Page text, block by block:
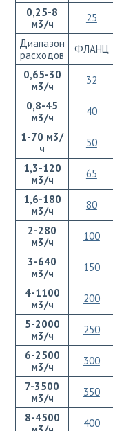
0,25-8
м3/ч
25
Диапазон
расходов
ФЛАНЦ
0,65-30
м3/ч
32
0,8-45
м3/ч
40
1-70 м3/
ч
50
1,3-120
м3/ч
65
1,6-180
м3/ч
80
2-280
м3/ч
100
3-640
м3/ч
150
4-1100
м3/ч
200
5-2000
м3/ч
250
6-2500
м3/ч
300
7-3500
м3/ч
350
8-4500
400